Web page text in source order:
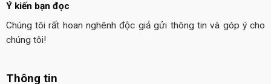
Ý kiến bạn đọc
Chúng tôi rất hoan nghênh độc giả gửi thông tin và góp ý cho
chúng tôi!
Thông tin